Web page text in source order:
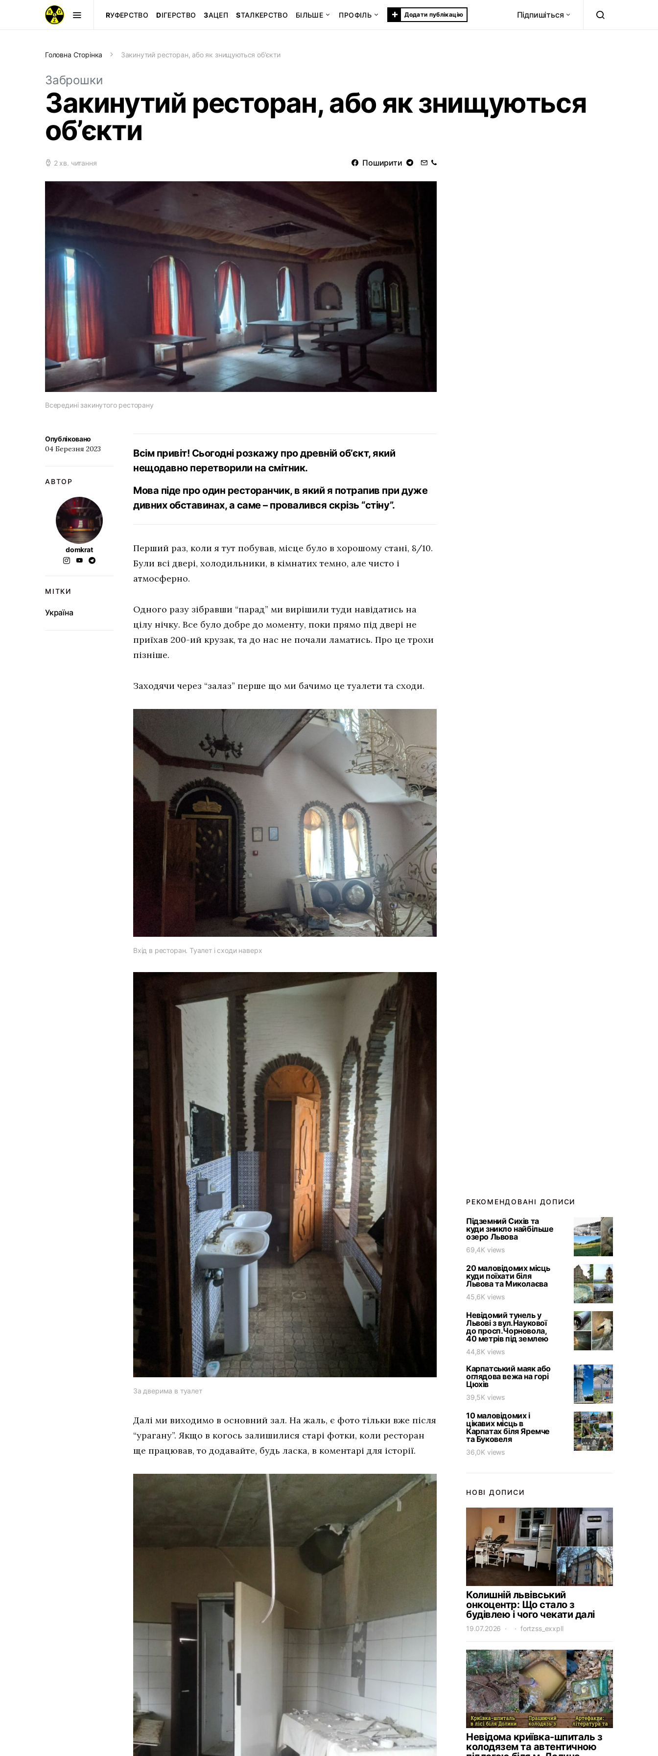
RУФЕРСТВО DІГЕРСТВО ЗАЦЕП SТАЛКЕРСТВО БІЛЬШЕ ПРОФІЛЬ + Додати публікацію Підпишіться
Головна Сторінка Закинутий ресторан, або як знищуються об’єкти
Заброшки
Закинутий ресторан, або як знищуються
об’єкти
2 хв. читання Поширити
Всередині закинутого ресторану
Опубліковано
04 Березня 2023
АВТОР
domkrat
МІТКИ
Україна
Всім привіт! Сьогодні розкажу про древній об’єкт, який
нещодавно перетворили на смітник.
Мова піде про один ресторанчик, в який я потрапив при дуже
дивних обставинах, а саме – провалився скрізь “стіну”.
Перший раз, коли я тут побував, місце було в хорошому стані, 8/10.
Були всі двері, холодильники, в кімнатих темно, але чисто і
атмосферно.
Одного разу зібравши “парад” ми вирішили туди навідатись на
цілу нічку. Все було добре до моменту, поки прямо під двері не
приїхав 200-ий крузак, та до нас не почали ламатись. Про це трохи
пізніше.
Заходячи через “залаз” перше що ми бачимо це туалети та сходи.
Вхід в ресторан. Туалет і сходи наверх
За дверима в туалет
Далі ми виходимо в основний зал. На жаль, є фото тільки вже після
“урагану”. Якщо в когось залишилися старі фотки, коли ресторан
ще працював, то додавайте, будь ласка, в коментарі для історії.
РЕКОМЕНДОВАНІ ДОПИСИ
Підземний Сихів та
куди зникло найбільше
озеро Львова
69,4K views
20 маловідомих місць
куди поїхати біля
Львова та Миколаєва
45,6K views
Невідомий тунель у
Львові з вул.Наукової
до просп.Чорновола,
40 метрів під землею
44,8K views
Карпатський маяк або
оглядова вежа на горі
Цюхів
39,5K views
10 маловідомих і
цікавих місць в
Карпатах біля Яремче
та Буковеля
36,0K views
НОВІ ДОПИСИ
Колишній львівський
онкоцентр: Що стало з
будівлею і чого чекати далі
19.07.2026 fortzss_exxpll
Невідома криївка-шпиталь з
колодязем та автентичною